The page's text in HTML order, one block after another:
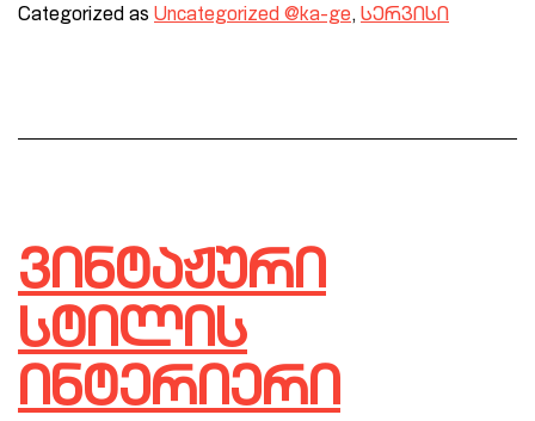
Categorized as Uncategorized @ka-ge, სერვისი
ვინტაჟური
სტილის
ინტერიერი